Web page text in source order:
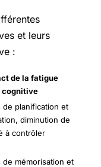
et leurs
:
de la fatigue
cognitive
de planification et
diminution de
à contrôler
de mémorisation et